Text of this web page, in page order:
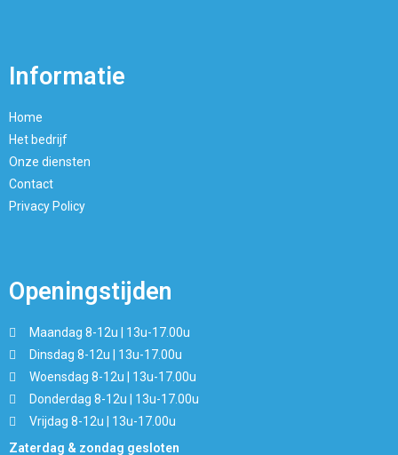
Informatie
Home
Het bedrijf
Onze diensten
Contact
Privacy Policy
Openingstijden
Maandag 8-12u | 13u-17.00u
Dinsdag 8-12u | 13u-17.00u
Woensdag 8-12u | 13u-17.00u
Donderdag 8-12u | 13u-17.00u
Vrijdag 8-12u | 13u-17.00u
Zaterdag & zondag gesloten